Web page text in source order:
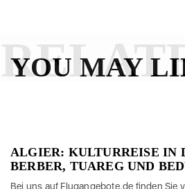
YOU MAY
ALGIER: KULTURREISE IN
BERBER, TUAREG UND
Bei uns auf Flugangebote.de finden Sie